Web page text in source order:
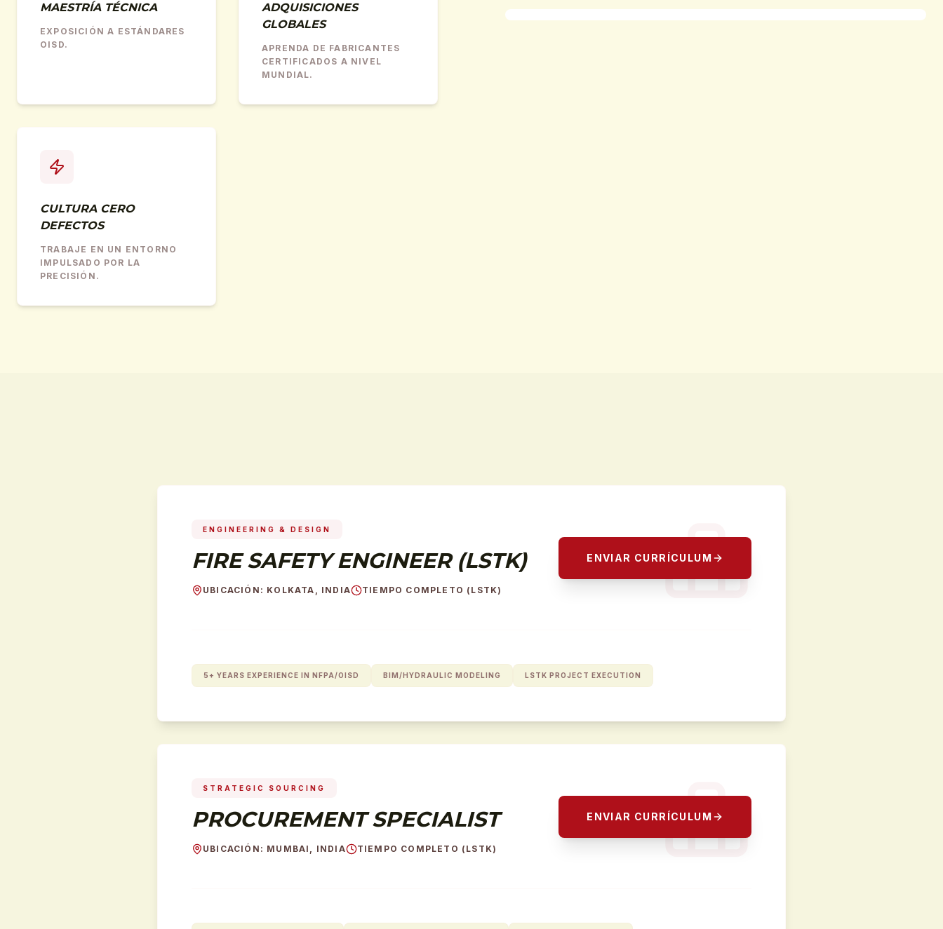
MAESTRÍA TÉCNICA
EXPOSICIÓN A ESTÁNDARES
OISD.
ADQUISICIONES
GLOBALES
APRENDA DE FABRICANTES
CERTIFICADOS A NIVEL
MUNDIAL.
CULTURA CERO
DEFECTOS
TRABAJE EN UN ENTORNO
IMPULSADO POR LA
PRECISIÓN.
ENGINEERING & DESIGN
FIRE SAFETY ENGINEER (LSTK)
UBICACIÓN : KOLKATA, INDIA TIEMPO COMPLETO (LSTK)
ENVIAR CURRÍCULUM
5+ YEARS EXPERIENCE IN NFPA/OISD BIM/HYDRAULIC MODELING LSTK PROJECT EXECUTION
STRATEGIC SOURCING
PROCUREMENT SPECIALIST
UBICACIÓN : MUMBAI, INDIA TIEMPO COMPLETO (LSTK)
ENVIAR CURRÍCULUM